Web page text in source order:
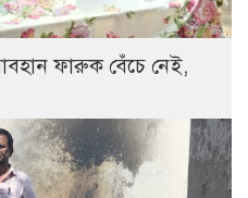
ফারুক বেঁচে নেই,